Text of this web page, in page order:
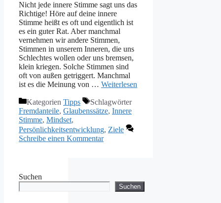
Nicht jede innere Stimme sagt uns das
Richtige! Höre auf deine innere
Stimme heißt es oft und eigentlich ist
es ein guter Rat. Aber manchmal
vernehmen wir andere Stimmen,
Stimmen in unserem Inneren, die uns
Schlechtes wollen oder uns bremsen,
klein kriegen. Solche Stimmen sind
oft von außen getriggert. Manchmal
ist es die Meinung von … Weiterlesen
Kategorien Tipps
Schlagwörter
Fremdanteile, Glaubenssätze, Innere
Stimme, Mindset,
Persönlichkeitsentwicklung, Ziele
Schreibe einen Kommentar
Suchen
Suchen